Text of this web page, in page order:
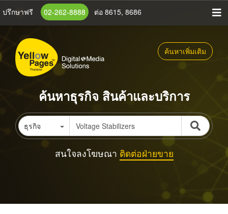
ข้าม
เนื้อหา
หลัก
ปรึกษาฟรี 02-262-8888 ต่อ 8615, 8686
ค้นหาเพิ่มเติม
ค้นหาธุรกิจ สินค้าและบริการ
ธุรกิจ
สนใจลงโฆษณา ติดต่อฝ่ายขาย